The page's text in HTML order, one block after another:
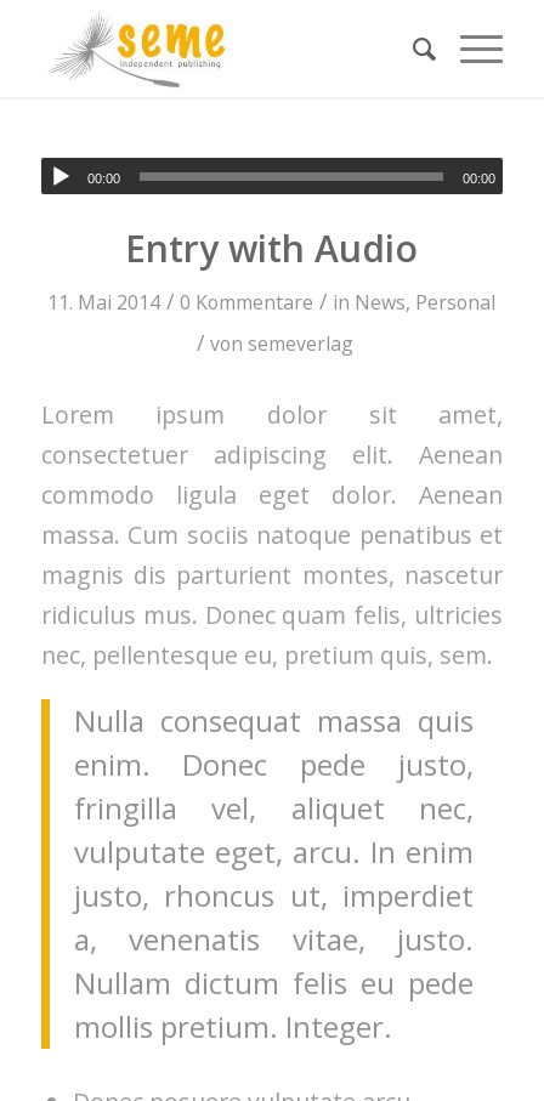
00:00 00:00
Entry with Audio
11. Mai 2014 / 0 Kommentare / in News, Personal
/ von semeverlag
Lorem ipsum dolor sit amet,
consectetuer adipiscing elit. Aenean
commodo ligula eget dolor. Aenean
massa. Cum sociis natoque penatibus et
magnis dis parturient montes, nascetur
ridiculus mus. Donec quam felis, ultricies
nec, pellentesque eu, pretium quis, sem.
Nulla consequat massa quis
enim. Donec pede justo,
fringilla vel, aliquet nec,
vulputate eget, arcu. In enim
justo, rhoncus ut, imperdiet
a, venenatis vitae, justo.
Nullam dictum felis eu pede
mollis pretium. Integer.